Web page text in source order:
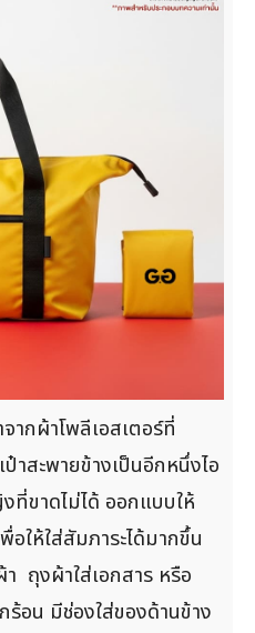
ากผ้าโพลีเอสเตอร์ที่
าสะพายข้างเป็นอีกหนึ่งไอ
ขาดไม่ได้ ออกแบบให้
ให้ใส่สัมภาระได้มากขึ้น
า ถุงผ้าใส่เอกสาร หรือ
ร้อน มีช่องใส่ของด้านข้าง